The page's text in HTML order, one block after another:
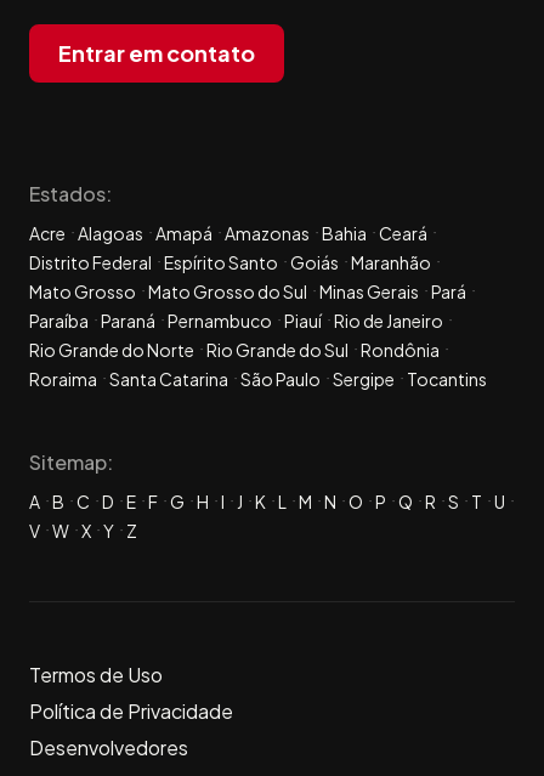
Entrar em contato
Estados:
Acre Alagoas Amapá Amazonas Bahia
Ceará
Distrito Federal
Espírito Santo Goiás
Maranhão
Mato Grosso
Mato Grosso do Sul Minas Gerais
Pará
Paraíba
Paraná Pernambuco Piauí Rio de Janeiro
Rio Grande do Norte
Rio Grande do Sul
Rondônia
Roraima
Santa Catarina São Paulo Sergipe Tocantins
Sitemap:
A B C D E F G H I J K L M N O P Q R S T
U
V W X Y Z
Termos de Uso
Política de Privacidade
Desenvolvedores